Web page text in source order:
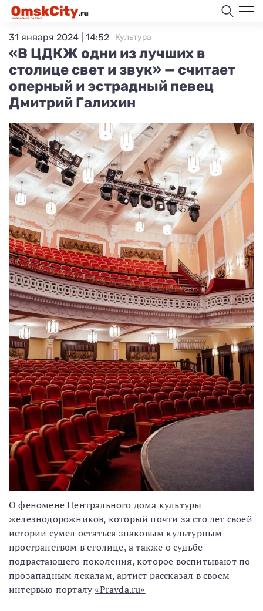
«В ЦДКЖ одни из лучших в
столице свет и звук» — считает
оперный и эстрадный певец
Дмитрий Галихин
31 января 2024 | 14:52 Культура
О феномене Центрального дома культуры
железнодорожников, который почти за сто лет своей
истории сумел остаться знаковым культурным
пространством в столице, а также о судьбе
подрастающего поколения, которое воспитывают по
прозападным лекалам, артист рассказал в своем
интервью порталу«Pravda.ru»